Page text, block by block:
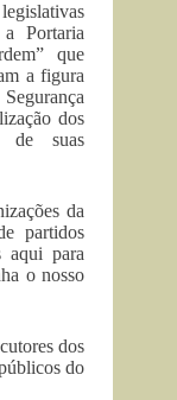
Portaria
que
a figura
dos
de suas
da
partidos
aqui para
o nosso
dos
do